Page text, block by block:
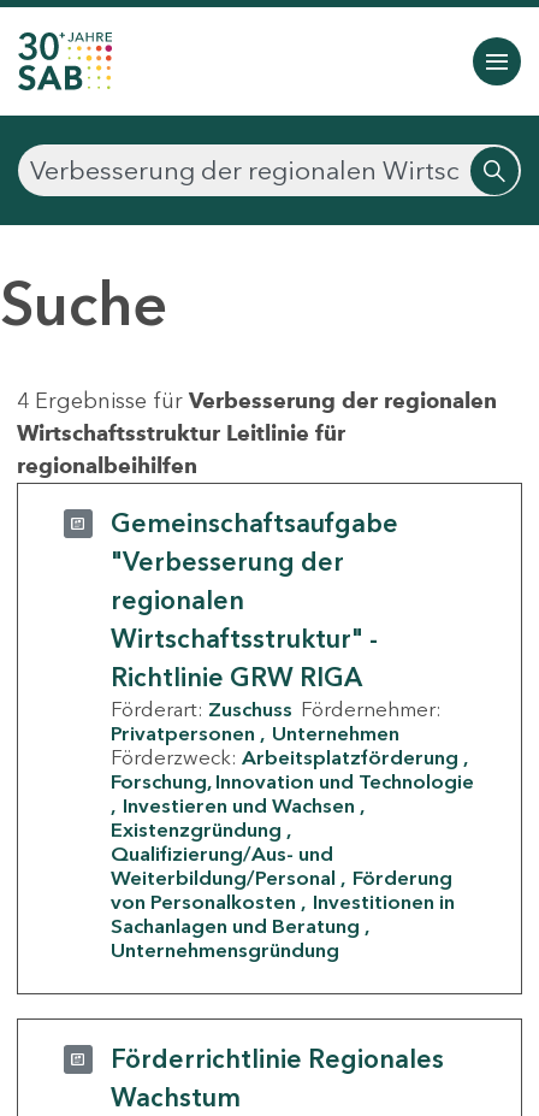
Suche
4 Ergebnisse für Verbesserung der regionalen
Wirtschaftsstruktur Leitlinie für
regionalbeihilfen
Gemeinschaftsaufgabe
"Verbesserung der
regionalen
Wirtschaftsstruktur" -
Richtlinie GRW RIGA
Förderart: Zuschuss Fördernehmer:
Privatpersonen
Unternehmen
Förderzweck: Arbeitsplatzförderung
Forschung, Innovation und Technologie
Investieren und Wachsen
Existenzgründung
Qualifizierung/Aus- und
Weiterbildung/Personal
Förderung
von Personalkosten
Investitionen in
Sachanlagen und Beratung
Unternehmensgründung
Förderrichtlinie Regionales
Wachstum